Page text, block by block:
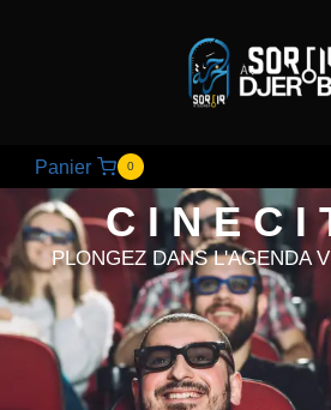
Panier 0
PLONGEZ DANS L'AGENDA